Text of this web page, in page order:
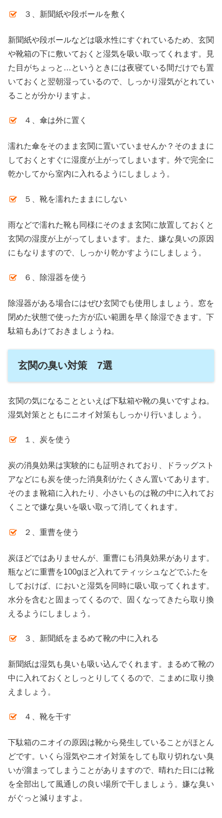
３、新聞紙や段ボールを敷く
新聞紙や段ボールなどは吸水性にすぐれているため、玄関
や靴箱の下に敷いておくと湿気を吸い取ってくれます。見
た目がちょっと…というときには夜寝ている間だけでも置
いておくと翌朝湿っているので、しっかり湿気がとれてい
ることが分かりますよ。
４、傘は外に置く
濡れた傘をそのまま玄関に置いていませんか？そのままに
しておくとすぐに湿度が上がってしまいます。外で完全に
乾かしてから室内に入れるようにしましょう。
５、靴を濡れたままにしない
雨などで濡れた靴も同様にそのまま玄関に放置しておくと
玄関の湿度が上がってしまいます。また、嫌な臭いの原因
にもなりますので、しっかり乾かすようにしましょう。
６、除湿器を使う
除湿器がある場合にはぜひ玄関でも使用しましょう。窓を
閉めた状態で使った方が広い範囲を早く除湿できます。下
駄箱もあけておきましょうね。
玄関の臭い対策 7選
玄関の気になることといえば下駄箱や靴の臭いですよね。
湿気対策とともにニオイ対策もしっかり行いましょう。
１、炭を使う
炭の消臭効果は実験的にも証明されており、ドラッグスト
アなどにも炭を使った消臭剤がたくさん置いてあります。
そのまま靴箱に入れたり、小さいものは靴の中に入れてお
くことで嫌な臭いを吸い取って消してくれます。
２、重曹を使う
炭ほどではありませんが、重曹にも消臭効果があります。
瓶などに重曹を100gほど入れてティッシュなどでふたを
しておけば、においと湿気を同時に吸い取ってくれます。
水分を含むと固まってくるので、固くなってきたら取り換
えるようにしましょう。
３、新聞紙をまるめて靴の中に入れる
新聞紙は湿気も臭いも吸い込んでくれます。まるめて靴の
中に入れておくとしっとりしてくるので、こまめに取り換
えましょう。
４、靴を干す
下駄箱のニオイの原因は靴から発生していることがほとん
どです。いくら湿気やニオイ対策をしても取り切れない臭
いが溜まってしまうことがありますので、晴れた日には靴
を全部出して風通しの良い場所で干しましょう。嫌な臭い
がぐっと減りますよ。